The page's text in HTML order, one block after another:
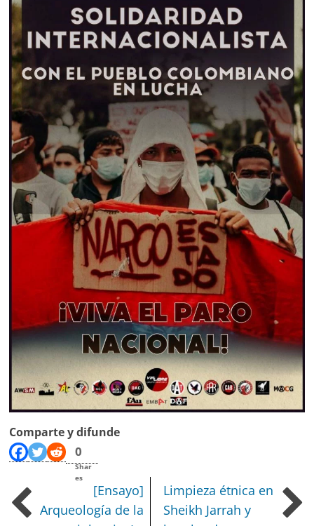
Comparte y difunde
0
Shar
es
[Ensayo]
Arqueología de la
Limpieza étnica en
Sheikh Jarrah y